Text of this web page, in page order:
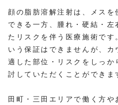
顔の脂肪溶解注射は、メス
できる一方、腫れ・硬結・
たリスクを伴う医療施術です
いう保証はできませんが、カ
適した部位・リスクをしっ
討していただくことができま
田町・三田エリアで働く方や